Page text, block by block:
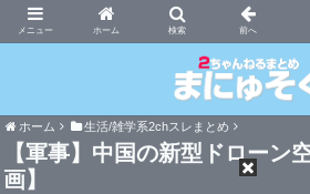
ホーム
まにゅそく 2chまとめニュー
ホーム 生活/雑学系2chスレまとめ
【軍事】中国の新型ドロー
画】